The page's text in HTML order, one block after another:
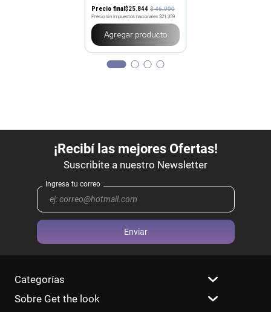
Precio final$25.844 $46.990
Precio sin impuestos nacionales $21.359
Agregar producto
Enviar
Categorías
Sobre Get the look